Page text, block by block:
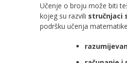
Učenje o broju može biti
kojeg su razvili stručnjaci
podršku učenja